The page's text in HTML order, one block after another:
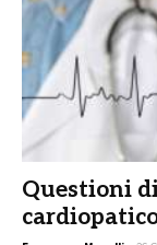
Questioni